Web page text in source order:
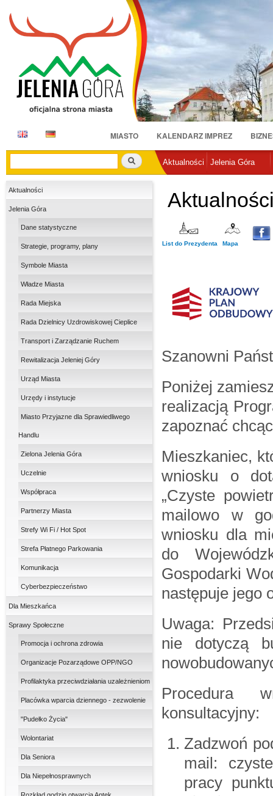
E
D
MIASTO KALENDARZ IMPREZ
Szukaj
Aktualności Jelenia Góra
Aktualności
Jelenia Góra
Dane statystyczne
Strategie, programy, plany
Symbole Miasta
Władze Miasta
Rada Miejska
Rada Dzielnicy Uzdrowiskowej Cieplice
Transport i Zarządzanie Ruchem
Rewitalizacja Jeleniej Góry
Urząd Miasta
Urzędy i instytucje
Miasto Przyjazne dla Sprawiedliwego
Handlu
Zielona Jelenia Góra
Uczelnie
Współpraca
Partnerzy Miasta
Strefy Wi Fi / Hot Spot
Strefa Płatnego Parkowania
Komunikacja
Cyberbezpieczeństwo
Dla Mieszkańca
Sprawy Społeczne
Promocja i ochrona zdrowia
Organizacje Pozarządowe OPP/NGO
Profilaktyka przeciwdziałania uzależnieniom
Placówka wparcia dziennego - zezwolenie
"Pudełko Życia"
Wolontariat
Dla Seniora
Dla Niepełnosprawnych
List do Prezydenta Mapa
Szanowni
Poniżej
realizacją
zapoznać
Mieszkaniec,
wniosku o
„Czyste
mailowo w
wniosku dla
do
Gospodarki
następuje jego
Uwaga:
nie dotyczą
Procedura
konsultacyjny:
Zadzwoń
mail:
pracy